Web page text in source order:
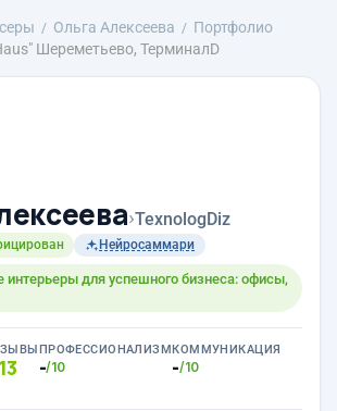
Ольга Алексеева
Портфолио
Шереметьево, ТерминалD
›TexnologDiz
Нейросаммари
интерьеры для успешного бизнеса: офисы,
13
ПРОФЕССИОНАЛИЗМ
-/10
КОММУНИКАЦИЯ
-/10